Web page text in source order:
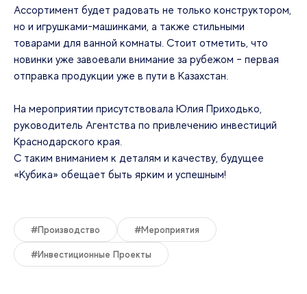
Ассортимент будет радовать не только конструктором,
но и игрушками-машинками, а также стильными
товарами для ванной комнаты. Стоит отметить, что
новинки уже завоевали внимание за рубежом – первая
отправка продукции уже в пути в Казахстан.
На мероприятии присутствовала Юлия Приходько,
руководитель Агентства по привлечению инвестиций
Краснодарского края.
С таким вниманием к деталям и качеству, будущее
«Кубика» обещает быть ярким и успешным!
#производство #мероприятия
#инвестиционные Проекты